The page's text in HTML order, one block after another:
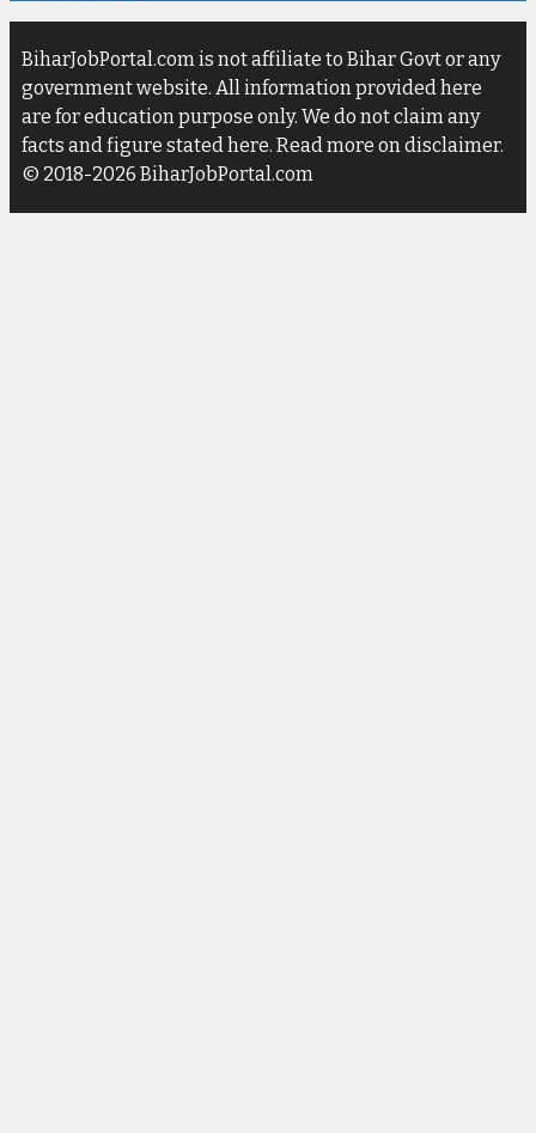
BiharJobPortal.com is not affiliate to Bihar Govt or any
government website. All information provided here
are for education purpose only. We do not claim any
facts and figure stated here. Read more on disclaimer.
© 2018-2026 BiharJobPortal.com